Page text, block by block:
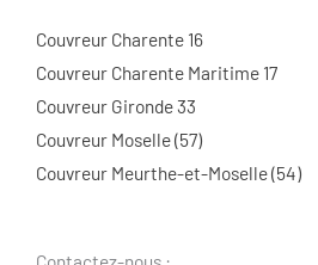
Couvreur Charente 16
Couvreur Charente Maritime 17
Couvreur Gironde 33
Couvreur Moselle (57)
Couvreur Meurthe-et-Moselle (54)
Contactez-nous :